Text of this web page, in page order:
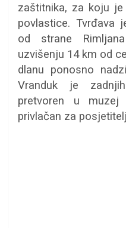
zaštitnika, za koju
povlastice. Tvrđava
od strane
uzvišenju 14 km od
dlanu ponosno
Vranduk je
pretvoren u
privlačan za